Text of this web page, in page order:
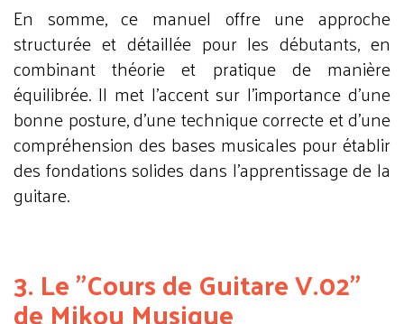
En somme, ce manuel offre une approche
structurée et détaillée pour les débutants, en
combinant théorie et pratique de manière
équilibrée. Il met l'accent sur l'importance d'une
bonne posture, d'une technique correcte et d'une
compréhension des bases musicales pour établir
des fondations solides dans l'apprentissage de la
guitare.
3. Le "Cours de Guitare V.02"
de Mikou Musique